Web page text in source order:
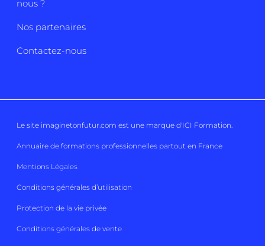
nous ?
Nos partenaires
Contactez-nous
Le site imaginetonfutur.com est une marque d'ICI Formation.
Annuaire de formations professionnelles partout en France
Mentions Légales
Conditions générales d’utilisation
Protection de la vie privée
Conditions générales de vente